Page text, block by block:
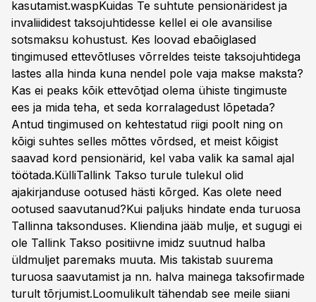
kasutamist.waspKuidas Te suhtute pensionäridest ja
invaliididest taksojuhtidesse kellel ei ole avansilise
sotsmaksu kohustust. Kes loovad ebaõiglased
tingimused ettevõtluses võrreldes teiste taksojuhtidega
lastes alla hinda kuna nendel pole vaja makse maksta?
Kas ei peaks kõik ettevõtjad olema ühiste tingimuste
ees ja mida teha, et seda korralagedust lõpetada?
Antud tingimused on kehtestatud riigi poolt ning on
kõigi suhtes selles mõttes võrdsed, et meist kõigist
saavad kord pensionärid, kel vaba valik ka samal ajal
töötada.KülliTallink Takso turule tulekul olid
ajakirjanduse ootused hästi kõrged. Kas olete need
ootused saavutanud?Kui paljuks hindate enda turuosa
Tallinna taksonduses. Kliendina jääb mulje, et sugugi ei
ole Tallink Takso positiivne imidz suutnud halba
üldmuljet paremaks muuta. Mis takistab suurema
turuosa saavutamist ja nn. halva mainega taksofirmade
turult tõrjumist.Loomulikult tähendab see meile siiani